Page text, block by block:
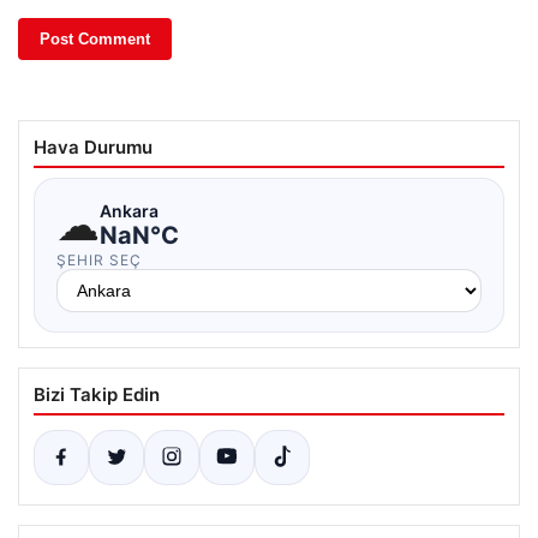
Hava Durumu
☁Ankara
NaN°C
ŞEHIR SEÇ
Bizi Takip Edin